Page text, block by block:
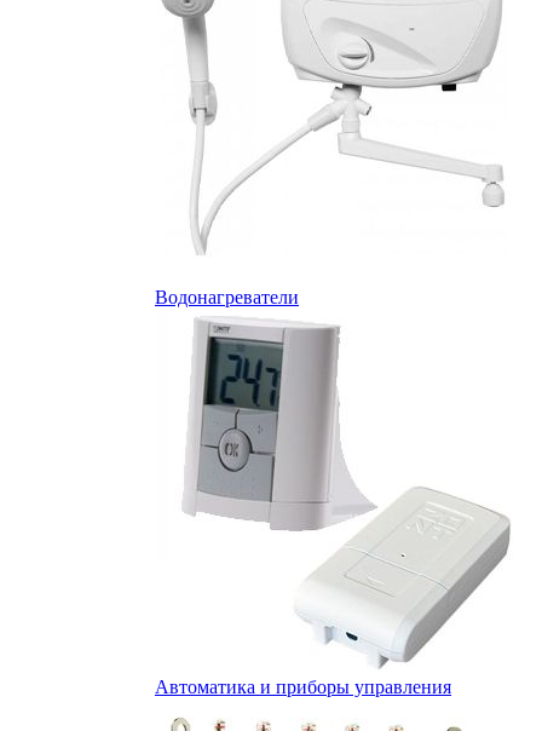
Водонагреватели
Автоматика и приборы управления